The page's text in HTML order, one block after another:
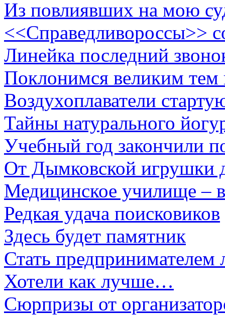
Из повлиявших на мою
<<Справедливороссы>>
Линейка последний
Поклонимся великим тем
Воздухоплаватели
Тайны натурального
Учебный год закончили
От Дымковской игрушки
Медицинское училище –
Редкая удача поисковиков
Здесь будет памятник
Стать предпринимателем
Хотели как лучше…
Сюрпризы от